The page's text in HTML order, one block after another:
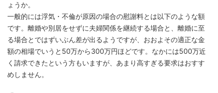
ょうか。
一般的には浮気・不倫が原因の場合の慰謝料とは以下のような額
です。離婚や別居をせずに夫婦関係を継続する場合と、離婚に至
る場合とではずいぶん差が出るようですが、おおよその適正な金
額の相場でいうと50万から300万円ほどです。なかには500万近
く請求できたという方もいますが、あまり高すぎる要求はおすす
めしません。